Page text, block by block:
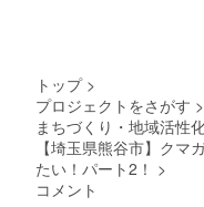
トップ >
プロジェクトをさがす >
まちづくり・地域活性
【埼玉県熊谷市】クマ
たい！パート2！ >
コメント